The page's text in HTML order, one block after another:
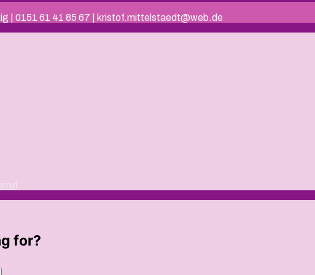
| 0151 61 41 85 67 | kristof.mittelstaedt@web.de
for?